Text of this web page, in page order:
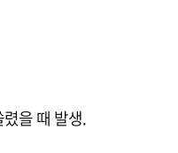
을 때 발생.